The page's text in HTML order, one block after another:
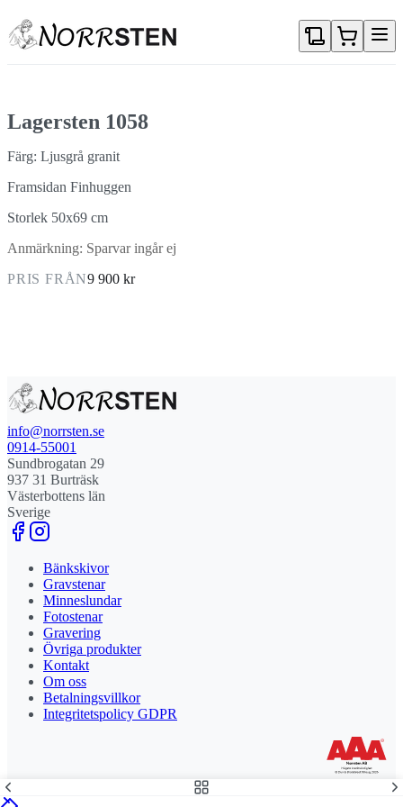
Lagersten 1058
Färg: Ljusgrå granit
Framsidan Finhuggen
Storlek 50x69 cm
Anmärkning: Sparvar ingår ej
PRIS FRÅN9 900 kr
info@norrsten.se
0914-55001
Sundbrogatan 29
937 31 Burträsk
Västerbottens län
Sverige
Bänkskivor
Gravstenar
Minneslundar
Fotostenar
Gravering
Övriga produkter
Kontakt
Om oss
Betalningsvillkor
Integritetspolicy GDPR
Stolt leverantör och delägare till Steny AB